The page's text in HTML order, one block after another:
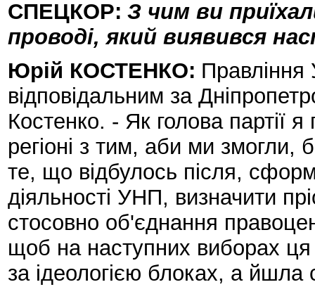
СПЕЦКОР: З чим ви
проводі, який виявився
Юрій КОСТЕНКО:
відповідальним за
Костенко. - Як голова партії
регіоні з тим, аби ми змогли,
те, що відбулось після,
діяльності УНП, визначити
стосовно об'єднання
щоб на наступних виборах
за ідеологією блоках, а йшла